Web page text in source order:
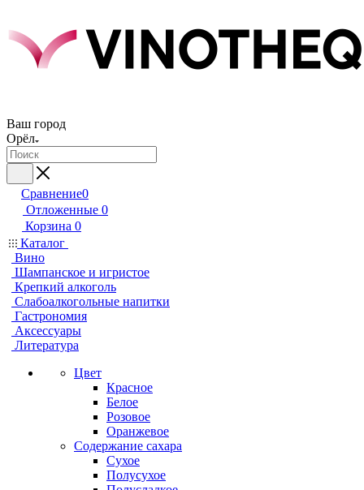
Ваш город
Орёл
Сравнение0
Отложенные 0
Корзина 0
Каталог
Вино
Шампанское и игристое
Крепкий алкоголь
Слабоалкогольные напитки
Гастрономия
Аксессуары
Литература
Цвет
Красное
Белое
Розовое
Оранжевое
Содержание сахара
Сухое
Полусухое